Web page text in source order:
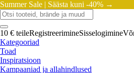
Summer Sale | Säästa kuni -40% →
10 € teileRegistreerimineSisselogimine
Kategooriad
Toad
Inspiratsioon
Kampaaniad ja allahindlused